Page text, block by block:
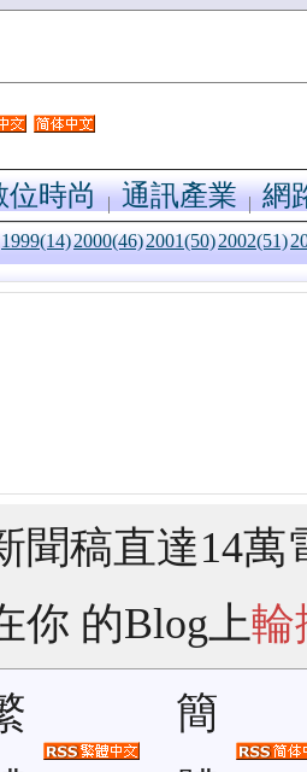
位時尚 通訊產業 網
1999(14)2000(46)2001(50)2002(51)
聞稿直達14萬
你 的Blog上輪
簡